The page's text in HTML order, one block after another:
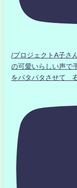
/プロジェクトA子
の可愛いらしい声で
をパタパタさせて